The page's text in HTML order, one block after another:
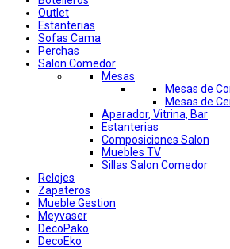
Outlet
Estanterias
Sofas Cama
Perchas
Salon Comedor
Mesas
Mesas de
Mesas de
Aparador, Vitrina, Bar
Estanterias
Composiciones Salon
Muebles TV
Sillas Salon Comedor
Relojes
Zapateros
Mueble Gestion
Meyvaser
DecoPako
DecoEko